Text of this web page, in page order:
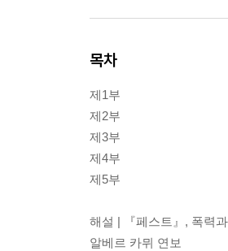
목차
제1부
제2부
제3부
제4부
제5부
해설 | 『페스트』, 폭력
알베르 카뮈 연보